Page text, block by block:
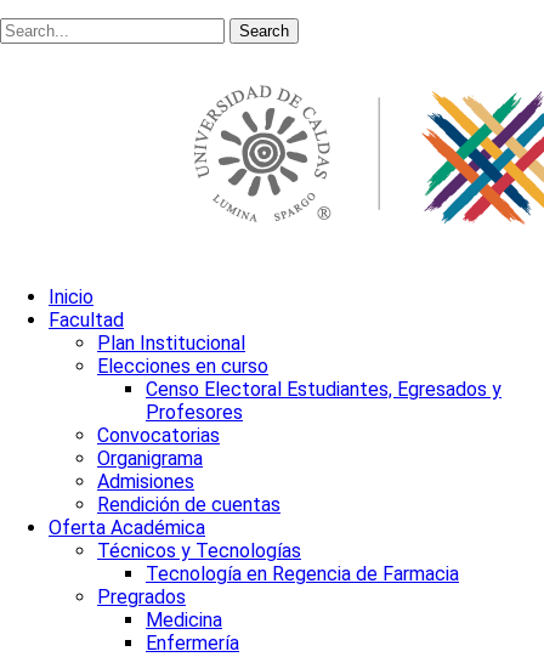
Search
Inicio
Facultad
Plan Institucional
Elecciones en curso
Censo Electoral Estudiantes, Egresados y
Profesores
Convocatorias
Organigrama
Admisiones
Rendición de cuentas
Oferta Académica
Técnicos y Tecnologías
Tecnología en Regencia de Farmacia
Pregrados
Medicina
Enfermería